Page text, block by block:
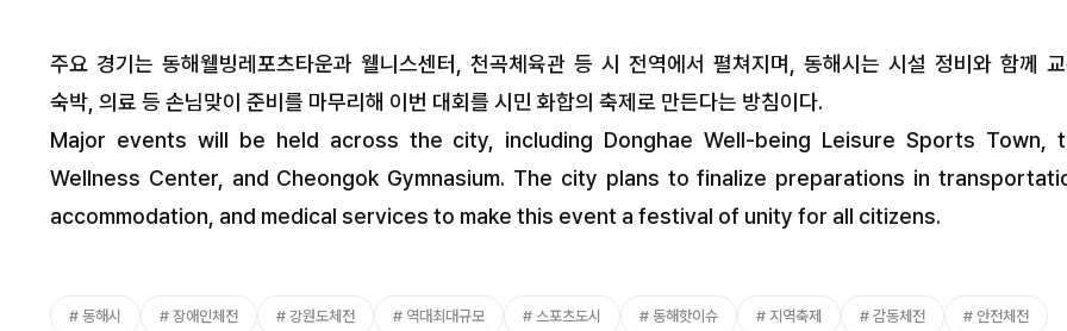
주요 경기는 동해웰빙레포츠타운과 웰니스센터, 천곡체육관 등 시 전역에서 펼쳐지며, 동해시는 시설 정비와 함께
숙박, 의료 등 손님맞이 준비를 마무리해 이번 대회를 시민 화합의 축제로 만든다는 방침이다.
Major events will be held across the city, including Donghae Well-being Leisure Sports Town,
Wellness Center, and Cheongok Gymnasium. The city plans to finalize preparations in
accommodation, and medical services to make this event a festival of unity for all citizens.
동해시 장애인체전 강원도체전 역대최대규모 스포츠도시 동해핫이슈 지역축제 감동체전 안전체전